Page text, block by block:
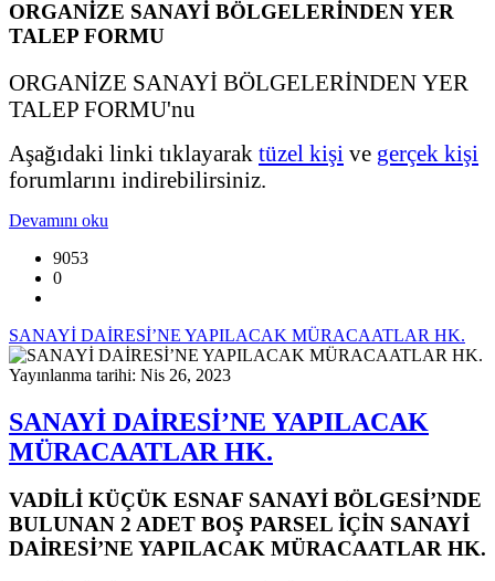
ORGANİZE SANAYİ BÖLGELERİNDEN YER
TALEP FORMU
ORGANİZE SANAYİ BÖLGELERİNDEN YER
TALEP FORMU'nu
Aşağıdaki linki tıklayarak tüzel kişi ve gerçek kişi
forumlarını indirebilirsiniz.
Devamını oku
9053
0
SANAYİ DAİRESİ’NE YAPILACAK MÜRACAATLAR HK.
Yayınlanma tarihi: Nis 26, 2023
SANAYİ DAİRESİ’NE YAPILACAK
MÜRACAATLAR HK.
VADİLİ KÜÇÜK ESNAF SANAYİ BÖLGESİ’NDE
BULUNAN 2 ADET BOŞ PARSEL İÇİN SANAYİ
DAİRESİ’NE YAPILACAK MÜRACAATLAR HK.